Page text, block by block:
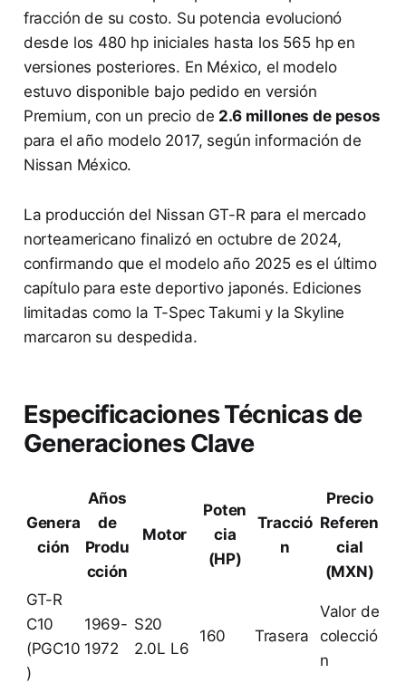
fracción de su costo. Su potencia evolucionó
desde los 480 hp iniciales hasta los 565 hp en
versiones posteriores. En México, el modelo
estuvo disponible bajo pedido en versión
Premium, con un precio de 2.6 millones de pesos
para el año modelo 2017, según información de
Nissan México.
La producción del Nissan GT-R para el mercado
norteamericano finalizó en octubre de 2024,
confirmando que el modelo año 2025 es el último
capítulo para este deportivo japonés. Ediciones
limitadas como la T-Spec Takumi y la Skyline
marcaron su despedida.
Especificaciones Técnicas de
Generaciones Clave
Genera
ción
Años
de
Produ
cción
Motor
Poten
cia
(HP)
Tracció
n
Precio
Referen
cial
(MXN)
GT-R
C10
(PGC10
)
1969-
1972
S20
2.0L L6
160 Trasera
Valor de
colecció
n